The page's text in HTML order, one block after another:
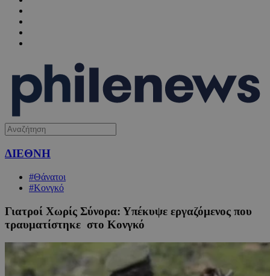
ΔΙΕΘΝΗ
#Θάνατοι
#Κονγκό
Γιατροί Χωρίς Σύνορα: Υπέκυψε εργαζόμενος που
τραυματίστηκε στο Κονγκό